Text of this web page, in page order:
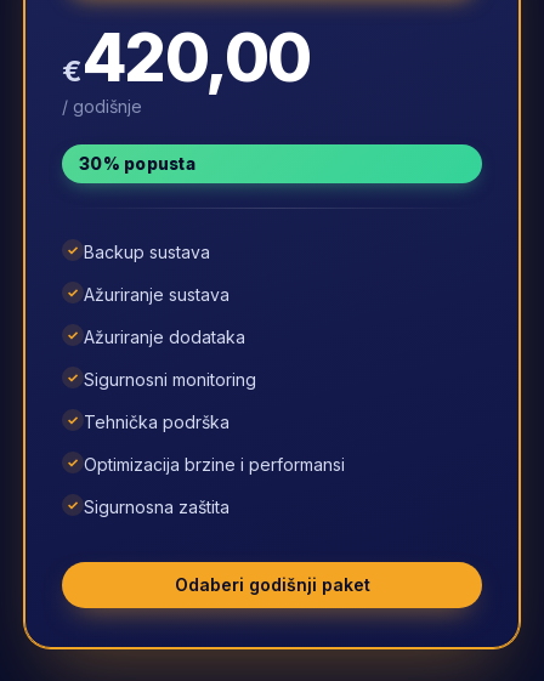
€420,00
/ godišnje
30% popusta
✓ Backup sustava
✓ Ažuriranje sustava
✓ Ažuriranje dodataka
✓ Sigurnosni monitoring
✓ Tehnička podrška
✓ Optimizacija brzine i performansi
✓ Sigurnosna zaštita
Odaberi godišnji paket